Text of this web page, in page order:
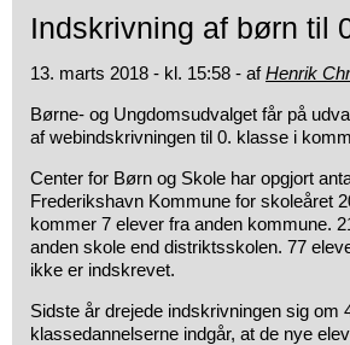
Indskrivning af børn til
13. marts 2018 - kl. 15:58 - afHenrik
Børne- og Ungdomsudvalget får på
af webindskrivningen til 0. klasse i
Center for Børn og Skole har opgjort
Frederikshavn Kommune for skoleåret
kommer 7 elever fra anden kommune.
anden skole end distriktsskolen. 77
ikke er indskrevet.
Sidste år drejede indskrivningen sig
klassedannelserne indgår, at de nye